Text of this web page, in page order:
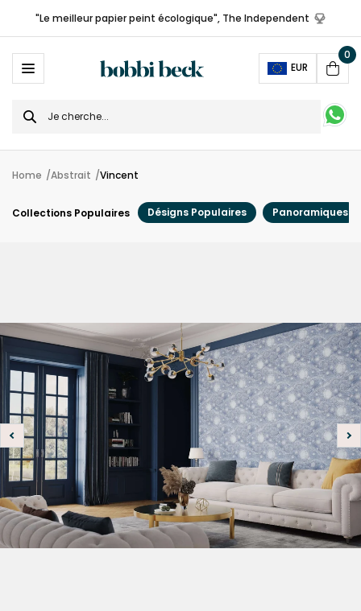
"Le meilleur papier peint écologique", The Independent
EUR
Cart
0
Search
for
Home Abstrait Vincent
Collections Populaires Désigns Populaires Panoramiques